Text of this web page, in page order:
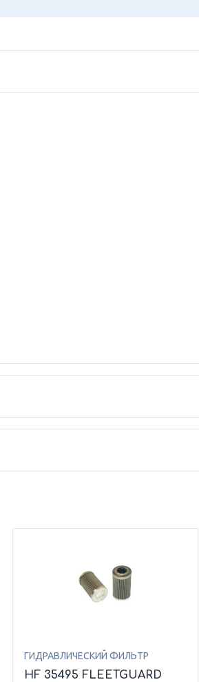
ГИДРАВЛИЧЕСКИЙ ФИЛЬТР
HF 35495 FLEETGUARD